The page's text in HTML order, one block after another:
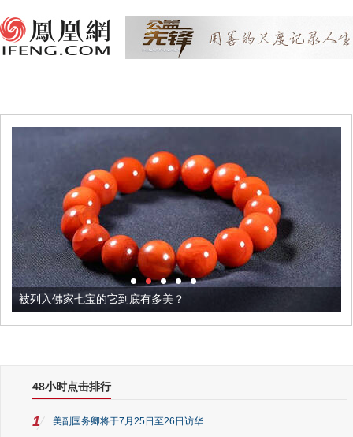
被列入佛家七宝的它到底有多美？
48小时点击排行
1 美副国务卿将于7月25日至26日访华